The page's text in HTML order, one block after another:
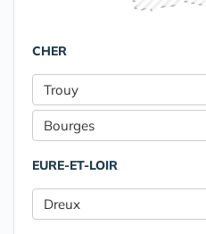
CHER
Trouy
Bourges
EURE-ET-LOIR
Dreux